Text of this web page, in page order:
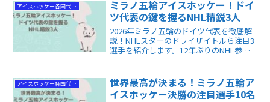
アイスホッケー各国代表情報
ミラノ五輪アイスホッケー！ドイ
ツ代表の鍵を握るNHL精鋭3人
2026年ミラノ五輪のドイツ代表を徹底解
説！NHLスターのドライザイトルら注目3
選手を紹介します。12年ぶりのNHL参戦
輪を100倍楽しみたいファン必見の情報を
お届けします！
アイスホッケー各国代表情報
世界最高が決まる！ミラノ五輪ア
イスホッケー決勝の注目選手10名